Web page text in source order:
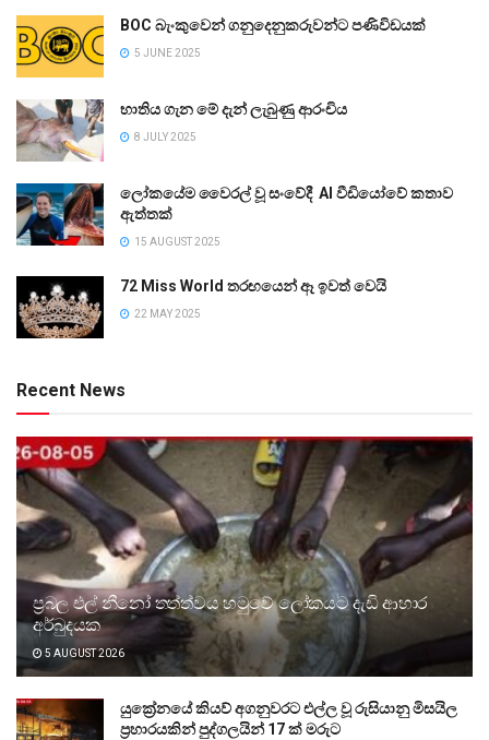
BOC බැංකුවෙන් ගනුදෙනුකරුවන්ට පණිවිඩයක්
5 JUNE 2025
භාතිය ගැන මේ දැන් ලැබුණු ආරංචිය
8 JULY 2025
ලෝකයේම වෛරල් වූ සංවේදී AI වීඩියෝවේ කතාව
ඇත්තක්
15 AUGUST 2025
72 Miss World තරඟයෙන් ඈ ඉවත් වෙයි
22 MAY 2025
Recent News
ප්‍රබල එල් නීනෝ තත්ත්වය හමුවේ ලෝකයට දැඩි ආහාර
අර්බුදයක
5 AUGUST 2026
යුක්‍රේනයේ කියව් අගනුවරට එල්ල වූ රුසියානු මිසයිල
ප්‍රහාරයකින් පුද්ගලයින් 17 ක් මරුට